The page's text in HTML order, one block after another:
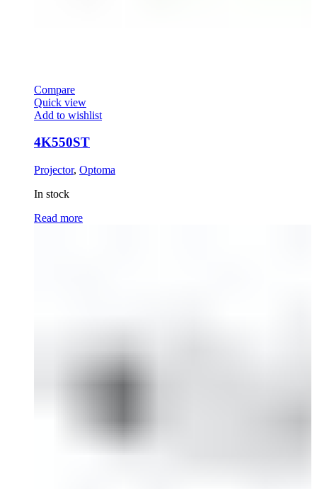
Compare
Quick view
Add to wishlist
4K550ST
Projector, Optoma
In stock
Read more